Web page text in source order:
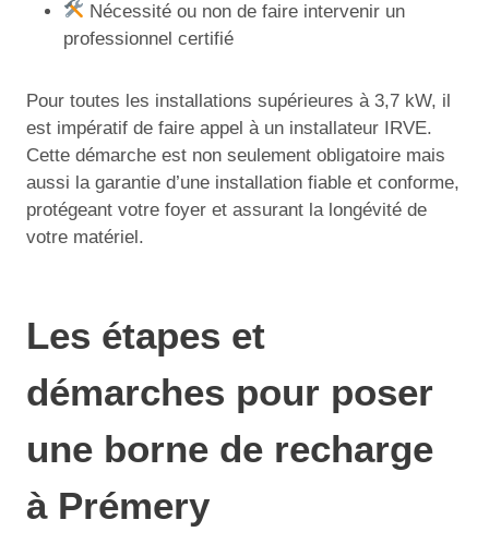
Nécessité ou non de faire intervenir un
professionnel certifié
Pour toutes les installations supérieures à 3,7 kW, il
est impératif de faire appel à un installateur IRVE.
Cette démarche est non seulement obligatoire mais
aussi la garantie d’une installation fiable et conforme,
protégeant votre foyer et assurant la longévité de
votre matériel.
Les étapes et
démarches pour poser
une borne de recharge
à Prémery